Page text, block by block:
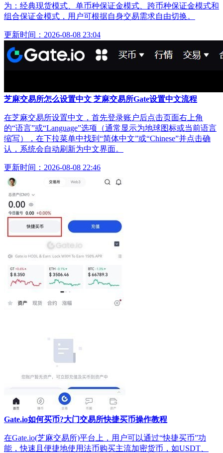
为：经典现货模式、单币种保证金模式、跨币种保证金模式和
组合保证金模式，用户可根据自身交易需求自由切换。
更新时间：2026-08-08 23:04
芝麻交易所怎么设置中文 芝麻交易所Gate设置中文流程
在芝麻交易所设置中文，首先登录账户后点击页面右上角
的“语言”或“Language”选项（通常显示为地球图标或当前语言
缩写），在下拉菜单中找到“简体中文”或“Chinese”并点击确
认，系统会自动刷新为中文界面。
更新时间：2026-08-08 22:46
Gate.io如何买币?大门交易所快捷买币操作教程
在Gate.io(芝麻交易所)平台上，用户可以通过“快捷买币”功
能，快速且便捷地使用法币购买主流加密货币，如USDT、